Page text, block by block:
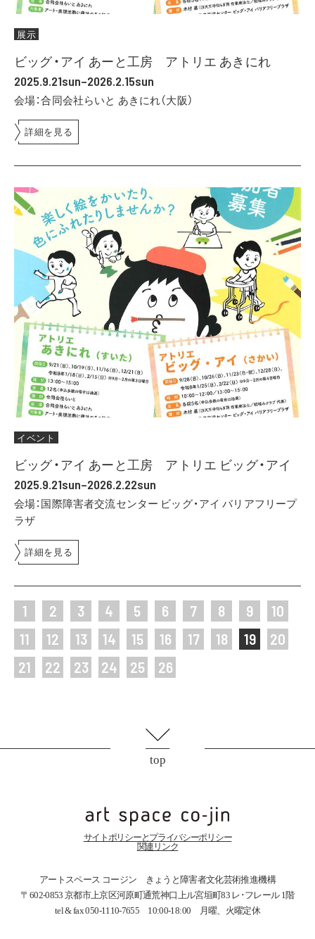
展示
ビッグ・アイ あーと工房 アトリエ あきにれ
2025.9.21sun–2026.2.15sun
会場：合同会社らいと あきにれ（大阪）
詳細を見る
イベント
ビッグ・アイ あーと工房 アトリエ ビッグ・アイ
2025.9.21sun–2026.2.22sun
会場：国際障害者交流センター ビッグ・アイ バリアフリープ
ラザ
詳細を見る
1 2 3 4 5 6 7 8 9
10
11
12 13 14 15 16 17 18 19
20
21
22 23 24 25 26
top
サイトポリシーとプライバシーポリシー
関連リンク
アートスペース コージン きょうと障害者文化芸術推進機構
〒602-0853 京都市上京区河原町通荒神口上ル宮垣町83 レ･フレール 1階
tel & fax 050-1110-7655 10:00-18:00 月曜、火曜定休